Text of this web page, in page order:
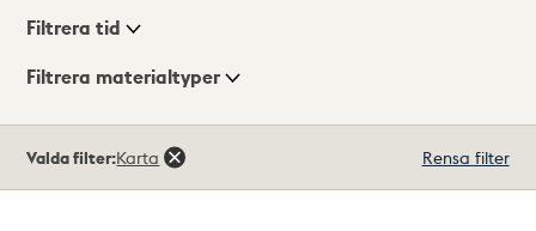
Visningsläge
Filtrera tid
Filtrera materialtyper
träffar
Valda filter:Karta Rensa filter